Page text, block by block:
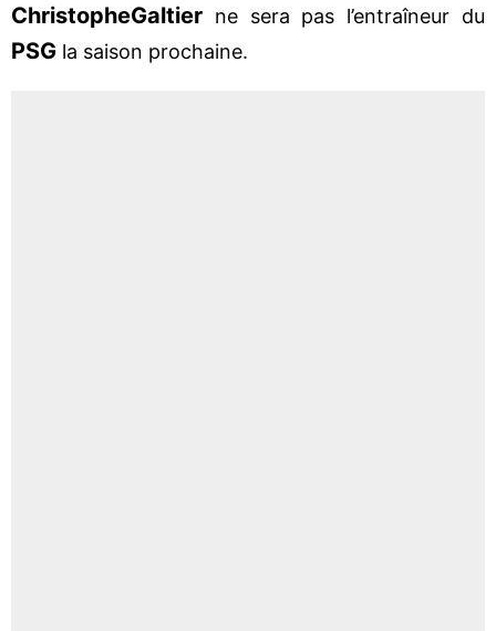
ChristopheGaltier ne sera pas l’entraîneur du
PSG la saison prochaine.